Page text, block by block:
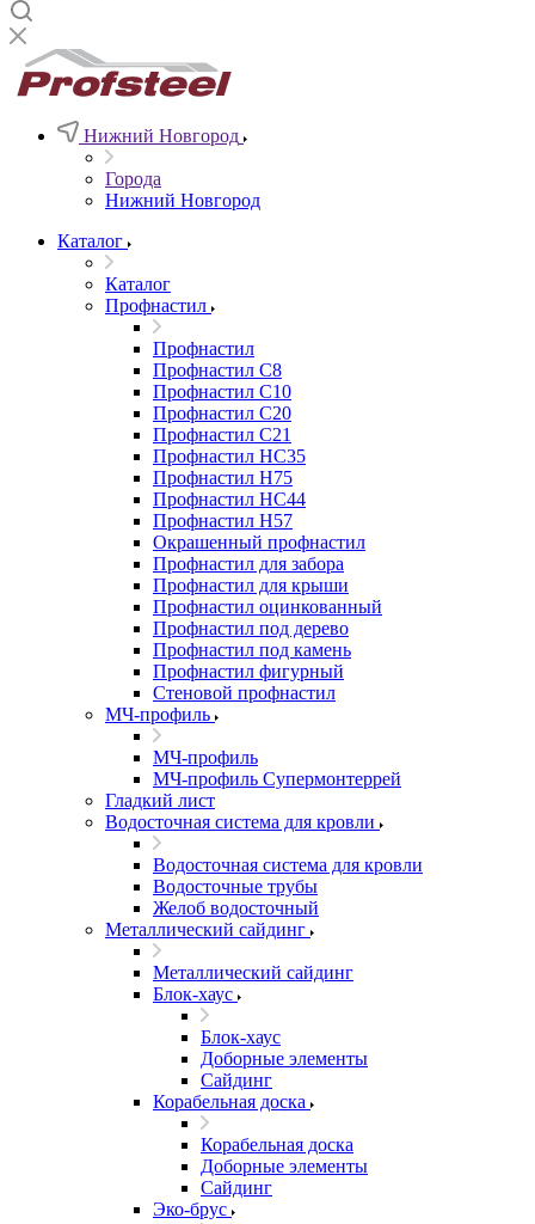
Нижний Новгород
Города
Нижний Новгород
Каталог
Каталог
Профнастил
Профнастил
Профнастил С8
Профнастил С10
Профнастил С20
Профнастил С21
Профнастил НС35
Профнастил Н75
Профнастил HC44
Профнастил Н57
Окрашенный профнастил
Профнастил для забора
Профнастил для крыши
Профнастил оцинкованный
Профнастил под дерево
Профнастил под камень
Профнастил фигурный
Стеновой профнастил
МЧ-профиль
МЧ-профиль
МЧ-профиль Супермонтеррей
Гладкий лист
Водосточная система для кровли
Водосточная система для кровли
Водосточные трубы
Желоб водосточный
Металлический сайдинг
Металлический сайдинг
Блок-хаус
Блок-хаус
Доборные элементы
Сайдинг
Корабельная доска
Корабельная доска
Доборные элементы
Сайдинг
Эко-брус